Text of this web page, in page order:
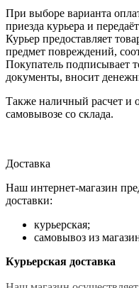
При выборе варианта
приезда курьера и
Курьер предоставляет
предмет повреждений,
Покупатель подписывает
документы, вносит
Также наличный расчет и
самовывозе со склада.
Доставка
Наш интернет-магазин
доставки:
курьерская;
самовывоз из
Курьерская доставка